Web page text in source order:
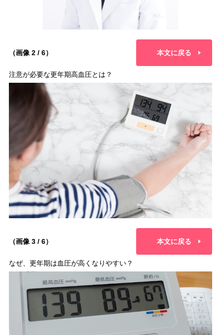
（画像 2 / 6） 本文に戻る
注意が必要な更年期高血圧とは？
（画像 3 / 6） 本文に戻る
なぜ、更年期は血圧が高くなりやすい？